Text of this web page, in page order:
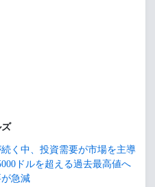
く中、投資需要が市場を主導
ドルを超える過去最高値へ
急減